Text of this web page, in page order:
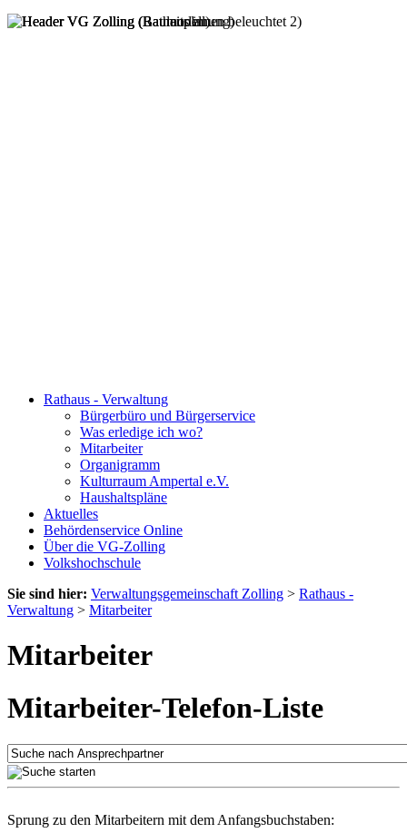
Rathaus - Verwaltung
Bürgerbüro und Bürgerservice
Was erledige ich wo?
Mitarbeiter
Organigramm
Kulturraum Ampertal e.V.
Haushaltspläne
Aktuelles
Behördenservice Online
Über die VG-Zolling
Volkshochschule
Sie sind hier: Verwaltungsgemeinschaft Zolling > Rathaus -
Verwaltung > Mitarbeiter
Mitarbeiter
Mitarbeiter-Telefon-Liste
Sprung zu den Mitarbeitern mit dem Anfangsbuchstaben: